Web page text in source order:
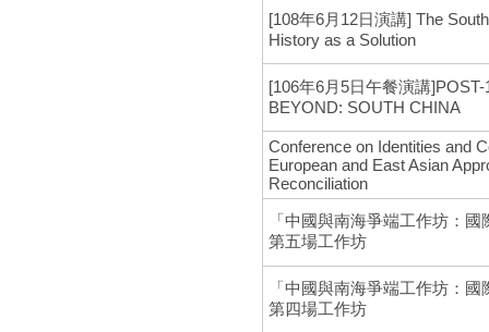
[108年6月12日演講] The
History as a Solution
[106年6月5日午餐演講
BEYOND: SOUTH CHINA
Conference on Identities and
European and East Asian
Reconciliation
「中國與南海爭端工作坊：
第五場工作坊
「中國與南海爭端工作坊：
第四場工作坊